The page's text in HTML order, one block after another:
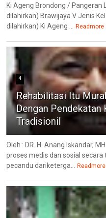
Ki Ageng Brondong / Pangeran
dilahirkan) Brawijaya V Jenis
dilahirkan) Ki Ageng ...
Readmore
4
Rehabilitasi Itu
Dengan Pendekatan
Tradisionil
Oleh : DR. H. Anang Iskandar,
proses medis dan sosial
pecandu dariketerga...
Readmore